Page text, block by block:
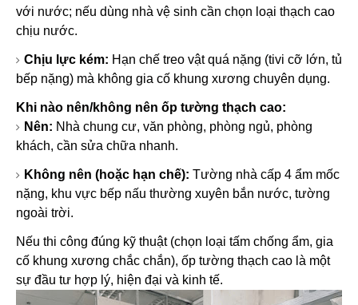
với nước; nếu dùng nhà vệ sinh cần chọn loại thạch cao
chịu nước.
Chịu lực kém: Hạn chế treo vật quá nặng (tivi cỡ lớn, tủ
bếp nặng) mà không gia cố khung xương chuyên dụng.
Khi nào nên/không nên ốp tường thạch cao:
Nên: Nhà chung cư, văn phòng, phòng ngủ, phòng
khách, cần sửa chữa nhanh.
Không nên (hoặc hạn chế): Tường nhà cấp 4 ẩm mốc
nặng, khu vực bếp nấu thường xuyên bắn nước, tường
ngoài trời.
Nếu thi công đúng kỹ thuật (chọn loại tấm chống ẩm, gia
cố khung xương chắc chắn), ốp tường thạch cao là một
sự đầu tư hợp lý, hiện đại và kinh tế.